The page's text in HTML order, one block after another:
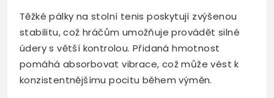
Těžké pálky na stolní tenis poskytují zvýšenou
stabilitu, což hráčům umožňuje provádět silné
údery s větší kontrolou. Přidaná hmotnost
pomáhá absorbovat vibrace, což může vést k
konzistentnějšímu pocitu během výměn.